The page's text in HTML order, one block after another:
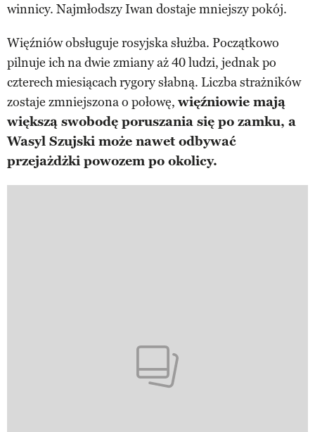
winnicy. Najmłodszy Iwan dostaje mniejszy pokój.
Więźniów obsługuje rosyjska służba. Początkowo
pilnuje ich na dwie zmiany aż 40 ludzi, jednak po
czterech miesiącach rygory słabną. Liczba strażników
zostaje zmniejszona o połowę, więźniowie mają
większą swobodę poruszania się po zamku, a
Wasyl Szujski może nawet odbywać
przejażdżki powozem po okolicy.